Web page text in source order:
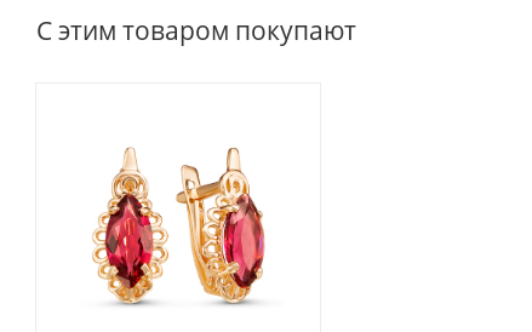
С этим товаром покупают